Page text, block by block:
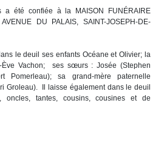
a été confiée à la MAISON FUNÉRAIRE
DU PALAIS, SAINT-JOSEPH-DE-
le deuil ses enfants Océane et Olivier; la
Ève Vachon; ses sœurs : Josée (Stephen
Pomerleau); sa grand-mère paternelle
Groleau). Il laisse également dans le deuil
oncles, tantes, cousins, cousines et de